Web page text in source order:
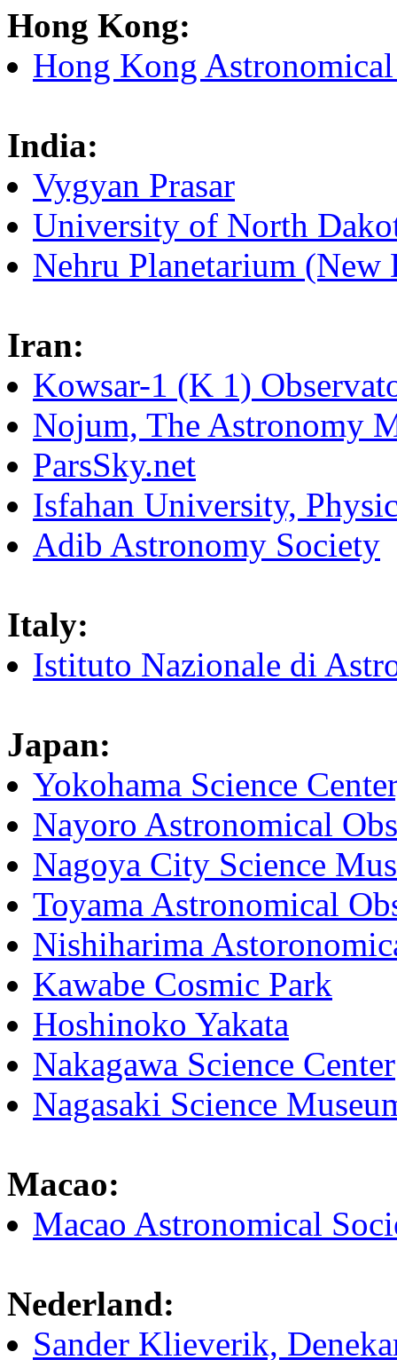
Hong Kong:
Hong Kong
India:
Vygyan Prasar
University of North
Nehru Planetarium (New
Iran:
Kowsar-1 (K 1)
Nojum, The Astronomy
ParsSky.net
Isfahan University,
Adib Astronomy Society
Italy:
Istituto Nazionale di
Japan:
Yokohama Science
Nayoro Astronomical
Nagoya City Science
Toyama Astronomical
Nishiharima
Kawabe Cosmic Park
Hoshinoko Yakata
Nakagawa Science Center
Nagasaki Science
Macao:
Macao Astronomical
Nederland:
Sander Klieverik,